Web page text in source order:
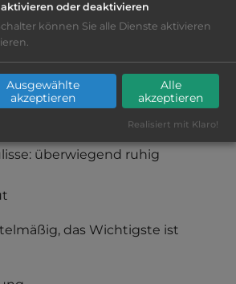
ausreichend
befriedigend
überwiegend ruhig
das Wichtigste ist
oder deaktivieren
können Sie alle Dienste aktivieren
Ausgewählte
akzeptieren
Alle
akzeptieren
Realisiert mit Klaro!